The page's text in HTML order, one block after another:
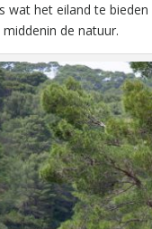
wat het eiland te
middenin de natuur.